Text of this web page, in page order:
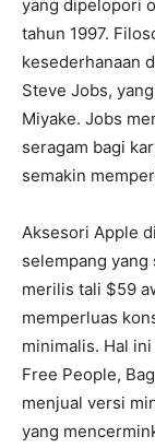
yang dipelopori
tahun 1997.
kesederhanaan
Steve Jobs,
Miyake. Jobs
seragam bagi
semakin
Aksesori Apple
selempang yang
merilis tali $59
memperluas
minimalis. Hal
Free People,
menjual versi
yang